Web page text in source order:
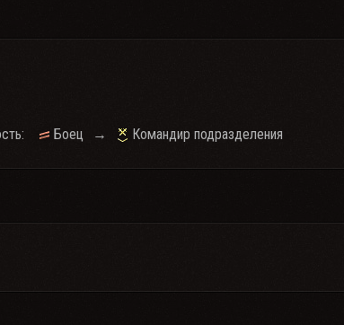
Боец → Командир подразделения